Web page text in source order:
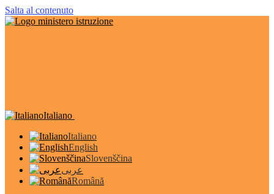
Salta al contenuto
Italiano
Italiano
English
Slovenščina
عربى
Română